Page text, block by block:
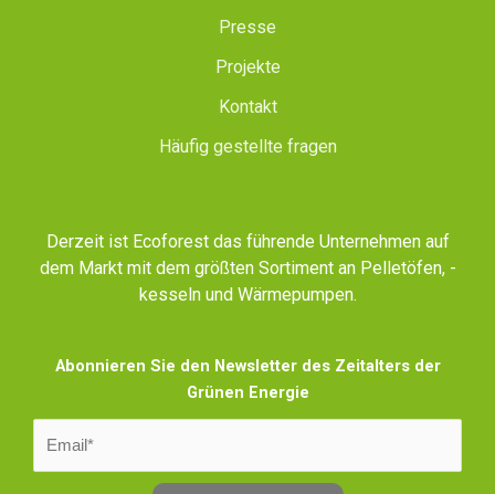
Presse
Projekte
Kontakt
Häufig gestellte fragen
Derzeit ist Ecoforest das führende Unternehmen auf
dem Markt mit dem größten Sortiment an Pelletöfen, -
kesseln und Wärmepumpen.
Abonnieren Sie den Newsletter des Zeitalters der
Grünen Energie